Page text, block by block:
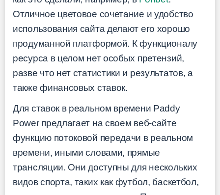
Отличное цветовое сочетание и удобство
использования сайта делают его хорошо
продуманной платформой. К функционалу
ресурса в целом нет особых претензий,
разве что нет статистики и результатов, а
также финансовых ставок.
Для ставок в реальном времени Paddy
Power предлагает на своем веб-сайте
функцию потоковой передачи в реальном
времени, иными словами, прямые
трансляции. Они доступны для нескольких
видов спорта, таких как футбол, баскетбол,